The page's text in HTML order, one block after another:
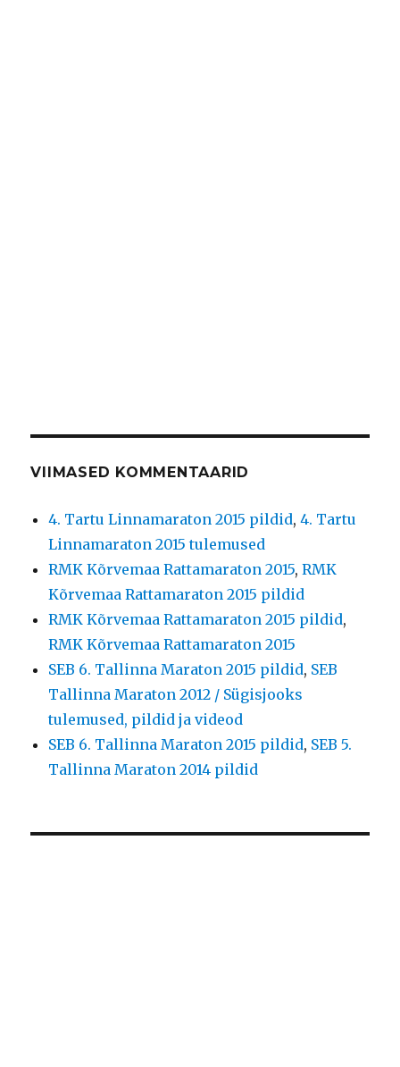
VIIMASED KOMMENTAARID
4. Tartu Linnamaraton 2015 pildid,4. Tartu
Linnamaraton 2015 tulemused
RMK Kõrvemaa Rattamaraton 2015,RMK
Kõrvemaa Rattamaraton 2015 pildid
RMK Kõrvemaa Rattamaraton 2015 pildid,
RMK Kõrvemaa Rattamaraton 2015
SEB 6. Tallinna Maraton 2015 pildid, SEB
Tallinna Maraton 2012 / Sügisjooks
tulemused, pildid ja videod
SEB 6. Tallinna Maraton 2015 pildid, SEB 5.
Tallinna Maraton 2014 pildid